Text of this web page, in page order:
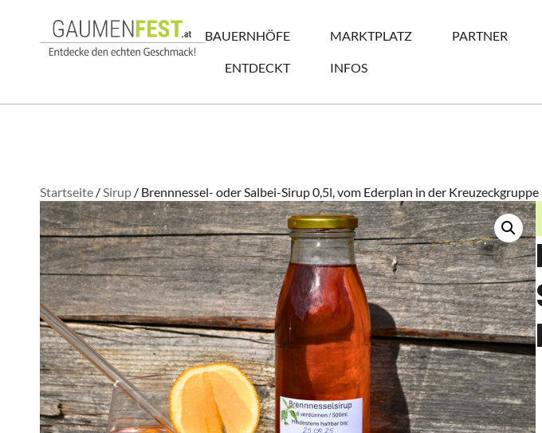
BAUERNHÖFE MARKTPLATZ PARTNER
ENTDECKT INFOS
Startseite /Sirup / Brennnessel- oder Salbei-Sirup 0,5l, vom Ederplan in der Kreuzeckgruppe